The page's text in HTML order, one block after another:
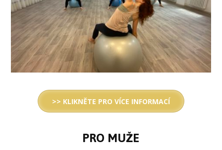
>> KLIKNĚTE PRO VÍCE INFORMACÍ
PRO MUŽE